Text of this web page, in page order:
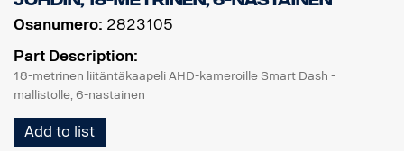
Osanumero: 2823105
Part Description:
18-metrinen liitäntäkaapeli AHD-kameroille Smart Dash -
mallistolle, 6-nastainen
Add to list